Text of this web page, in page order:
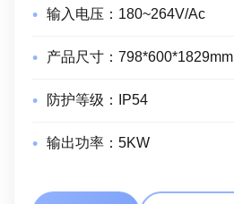
输入电压： 180~264V/Ac
产品尺寸： 798*600*1829mm
防护等级： IP54
输出功率： 5KW